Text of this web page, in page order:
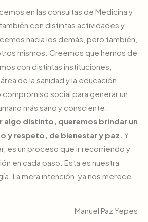
en las consultas de Medicina y
con distintas actividades y
hacia los demás, pero también,
mismos. Creemos que hemos de
con distintas instituciones,
de la sanidad y la educación,
social para generar un
más sano y consciente.
algo distinto, queremos brindar un
y respeto, de bienestar y paz. Y
es un proceso que ir recorriendo y
en cada paso. Esta es nuestra
La mera intención, ya nos merece
Manuel Paz Yepes